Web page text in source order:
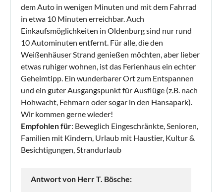
dem Auto in wenigen Minuten und mit dem Fahrrad
in etwa 10 Minuten erreichbar. Auch
Einkaufsmöglichkeiten in Oldenburg sind nur rund
10 Autominuten entfernt. Für alle, die den
Weißenhäuser Strand genießen möchten, aber lieber
etwas ruhiger wohnen, ist das Ferienhaus ein echter
Geheimtipp. Ein wunderbarer Ort zum Entspannen
und ein guter Ausgangspunkt für Ausflüge (z.B. nach
Hohwacht, Fehmarn oder sogar in den Hansapark).
Wir kommen gerne wieder!
Empfohlen für: Beweglich Eingeschränkte, Senioren,
Familien mit Kindern, Urlaub mit Haustier, Kultur &
Besichtigungen, Strandurlaub
Antwort von Herr T. Bösche: